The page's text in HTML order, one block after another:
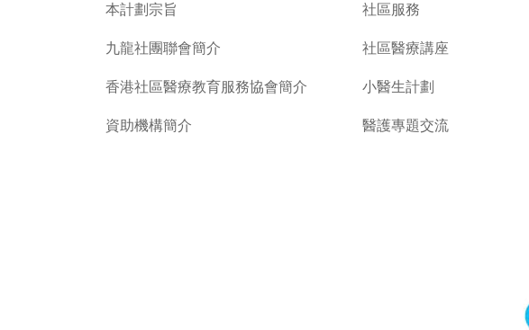
本計劃宗旨
九龍社團聯會簡介
香港社區醫療教育服務協會簡介
資助機構簡介
社區服務
社區醫療講座
小醫生計劃
醫護專題交流